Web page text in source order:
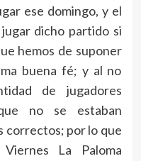
ese domingo, y el
dicho partido si
hemos de suponer
buena fé; y al no
de jugadores
no se estaban
correctos; por lo que
La Paloma